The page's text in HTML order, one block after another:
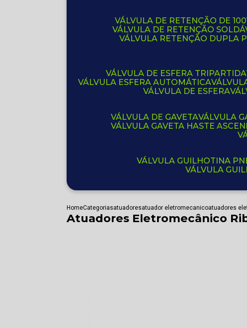
VÁLVULA DE RETENÇÃO DE 100
VÁLVULA DE RETENÇÃO
VÁLVULA RETENÇÃO DUPLA
VÁLVULA DE ESFERA TRIPARTIDA
VÁLVULA ESFERA AUTOMÁTICA
VÁLVULA DE ESFERA
VÁLVULA DE GAVETA VÁLVULA
VÁLVULA GAVETA HASTE
VÁLVULA GUILHOTINA
VÁLVULA
HomeCategoriasatuadoresatuador eletromecanicoatuadores
Atuadores Eletromecânico